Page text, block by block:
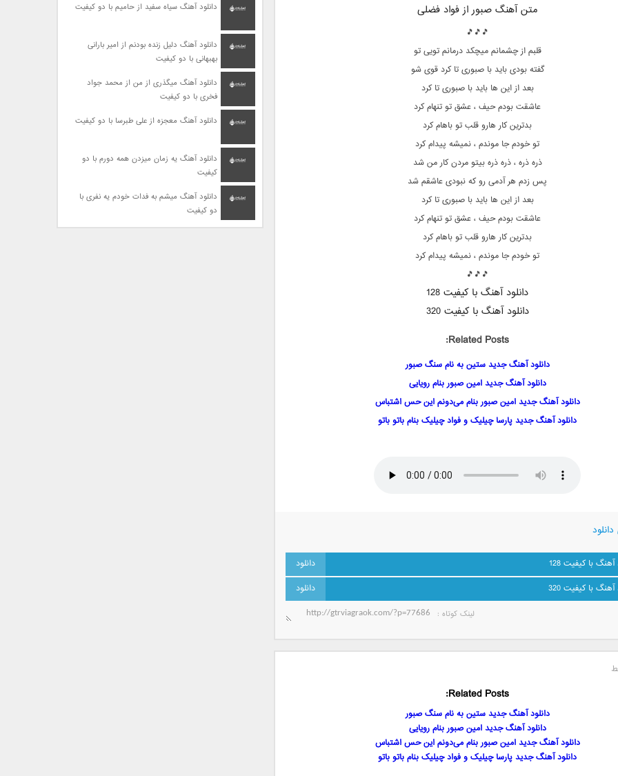
متن آهنگ صبور از فواد فضلی
🎵🎵🎵
قلبم از چشمانم میچکد درمانم تویی تو
گفته بودی باید با صبوری تا کرد قوی شو
بعد از این ها باید با صبوری تا کرد
عاشقت بودم حیف ، عشق تو تنهام کرد
بدترین کار هارو قلب تو باهام کرد
تو خودم جا موندم ، نمیشه پیدام کرد
ذره ذره ، ذره ذره بیتو مردن کار من شد
پس زدم هر آدمی رو که نبودی عاشقم شد
بعد از این ها باید با صبوری تا کرد
عاشقت بودم حیف ، عشق تو تنهام کرد
بدترین کار هارو قلب تو باهام کرد
تو خودم جا موندم ، نمیشه پیدام کرد
🎵🎵🎵
دانلود آهنگ با کیفیت 128
دانلود آهنگ با کیفیت 320
Related Posts:
دانلود آهنگ جدید ستین به نام سنگ صبور
دانلود آهنگ جدید امین صبور بنام رویایی
دانلود آهنگ جدید امین صبور بنام می‌دونم این حس اشتباس
دانلود آهنگ جدید پارسا چیلیک و فواد چیلیک بنام باتو باتو
آهنگ با کیفیت 128
آهنگ با کیفیت 320
لینک کوتاه‌ :
Related Posts:
دانلود آهنگ جدید ستین به نام سنگ صبور
دانلود آهنگ جدید امین صبور بنام رویایی
دانلود آهنگ جدید امین صبور بنام می‌دونم این حس اشتباس
دانلود آهنگ جدید پارسا چیلیک و فواد چیلیک بنام باتو باتو
دانلود آهنگ سیاه سفید از حامیم با دو کیفیت
دانلود آهنگ دلیل زنده بودنم از امیر بارانی
بهبهانی با دو کیفیت
دانلود آهنگ میگذری از من از محمد جواد
فخری با دو کیفیت
دانلود آهنگ معجزه از علی طبرسا با دو کیفیت
دانلود آهنگ یه زمان میزدن همه دورم با دو
کیفیت
دانلود آهنگ میشم به فدات خودم یه نفری با
دو کیفیت